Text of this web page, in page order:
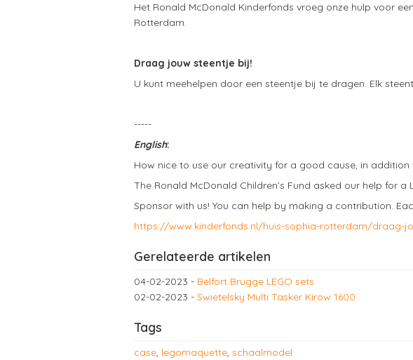
Het Ronald McDonald Kinderfonds vroeg onze hulp voor
Rotterdam.
Draag jouw steentje bij!
U kunt meehelpen door een steentje bij te dragen. Elk
-----
English:
How nice to use our creativity for a good cause, in
The Ronald McDonald Children’s Fund asked our help for
Sponsor with us! You can help by making a contribution.
https://www.kinderfonds.nl/huis-sophia-rotterdam/draag-
Gerelateerde artikelen
04-02-2023 - Belfort Brugge LEGO sets
02-02-2023 - Swietelsky Multi Tasker Kirow 1600
Tags
case, legomaquette, schaalmodel